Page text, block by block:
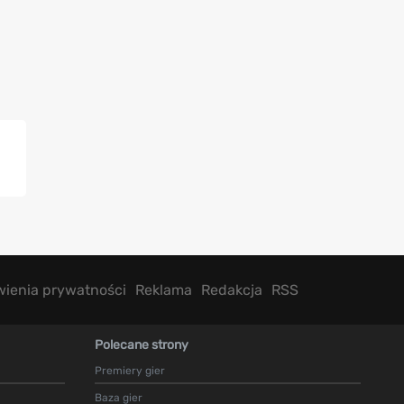
prywatności Reklama Redakcja RSS
Polecane strony
Premiery gier
Baza gier